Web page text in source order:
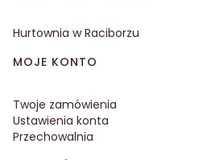
Hurtownia w Raciborzu
MOJE KONTO
Twoje zamówienia
Ustawienia konta
Przechowalnia